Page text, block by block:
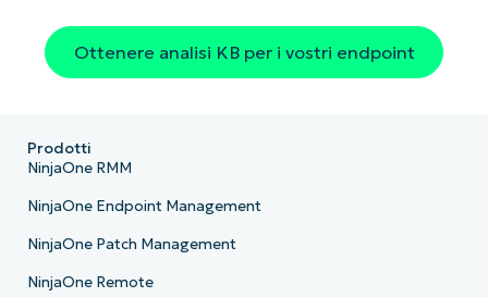
Ottenere analisi KB per i vostri endpoint
Prodotti
NinjaOne RMM
NinjaOne Endpoint Management
NinjaOne Patch Management
NinjaOne Remote